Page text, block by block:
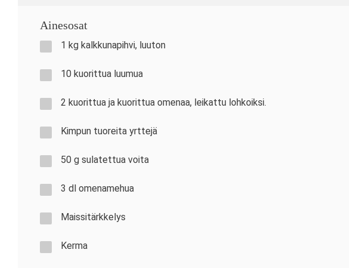
Ainesosat
1 kg kalkkunapihvi, luuton
10 kuorittua luumua
2 kuorittua ja kuorittua omenaa, leikattu lohkoiksi.
Kimpun tuoreita yrttejä
50 g sulatettua voita
3 dl omenamehua
Maissitärkkelys
Kerma